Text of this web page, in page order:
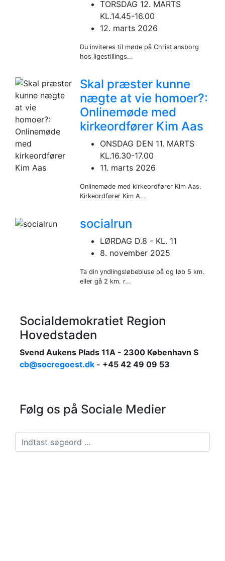
TORSDAG 12. MARTS
KL.14.45-16.00
12. marts 2026
Du inviteres til møde på Christiansborg
hos ligestillings...
Skal præster kunne
nægte at vie homoer?:
Onlinemøde med
kirkeordfører Kim Aas
ONSDAG DEN 11. MARTS
KL.16.30-17.00
11. marts 2026
Onlinemøde med kirkeordfører Kim Aas.
Kirkeordfører Kim A...
socialrun
LØRDAG D.8 - KL. 11
8. november 2025
Ta din yndlingsløbebluse på og løb 5 km.
eller gå 2 km. r...
Socialdemokratiet Region
Hovedstaden
Svend Aukens Plads 11A - 2300 København S
cb@socregoest.dk - +45 42 49 09 53
Følg os på Sociale Medier